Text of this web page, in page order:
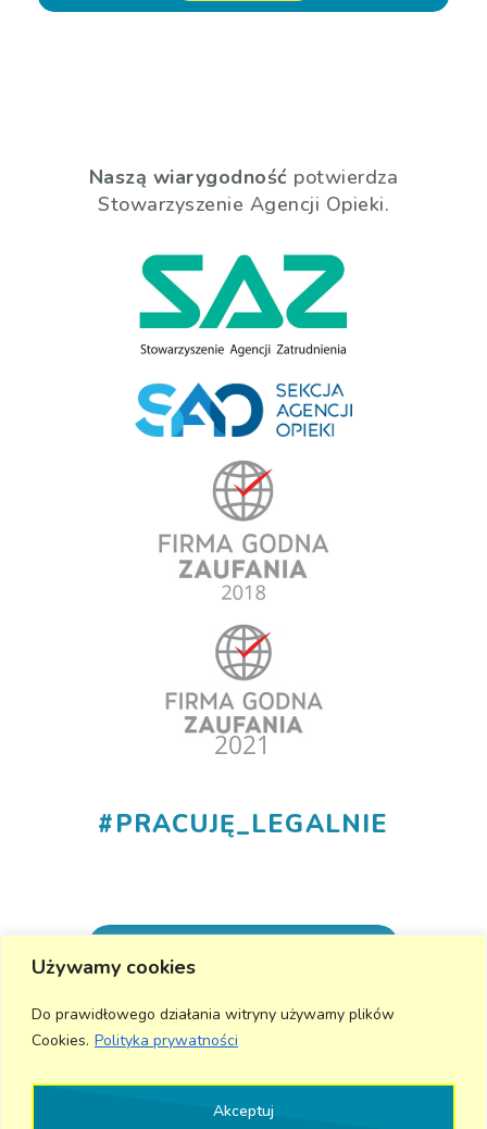
Używamy cookies
Do prawidłowego działania witryny używamy plików
Cookies. Polityka prywatności
Akceptuj
Naszą wiarygodność potwierdza
Stowarzyszenie Agencji Opieki.
#PRACUJĘ_LEGALNIE
+48 530 555 015
info@aktivmed24.pl